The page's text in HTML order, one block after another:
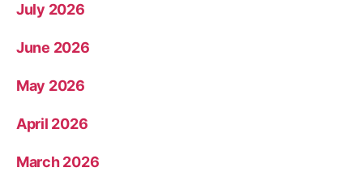
July 2026
June 2026
May 2026
April 2026
March 2026